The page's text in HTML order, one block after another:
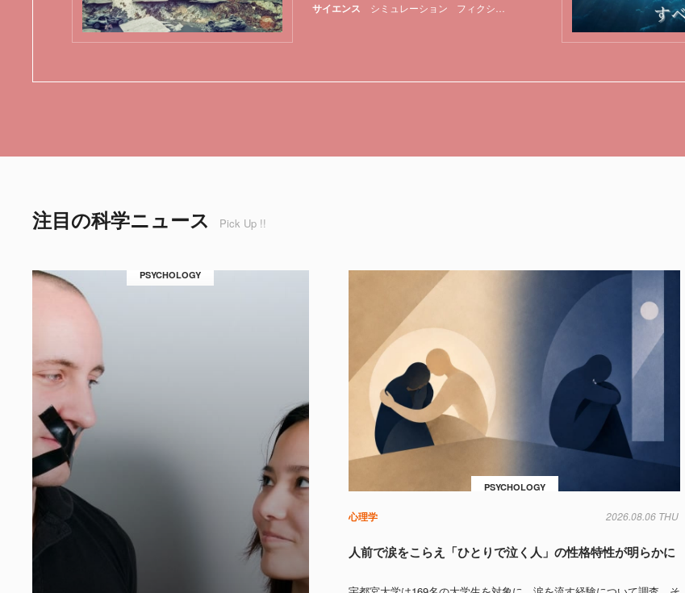
サイエンス シミュレーション フィクション 惑星 物理学 特集 船
注目の科学ニュース Pick Up !!
PSYCHOLOGY
PSYCHOLOGY
心理学 2026.08.06 THU
人前で涙をこらえ「ひとりで泣く人」の性格特性が明らかに